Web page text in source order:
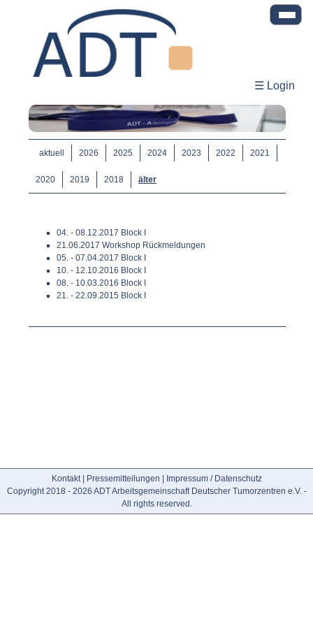
☰ Login
aktuell 2026 2025 2024 2023 2022 2021
2020 2019 2018 älter
04. - 08.12.2017 Block I
21.06.2017 Workshop Rückmeldungen
05. - 07.04.2017 Block I
10. - 12.10.2016 Block I
08. - 10.03.2016 Block I
21. - 22.09.2015 Block I
Kontakt| Pressemitteilungen
Impressum / Datenschutz
Copyright 2018 - 2026 ADT Arbeitsgemeinschaft Deutscher Tumorzentren e.V. -
All rights reserved.